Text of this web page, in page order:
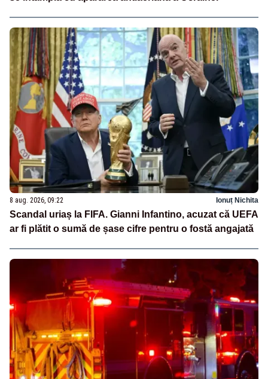
8 aug. 2026, 09:22 Ionuț Nichita
Scandal uriaș la FIFA. Gianni Infantino, acuzat că UEFA
ar fi plătit o sumă de șase cifre pentru o fostă angajată